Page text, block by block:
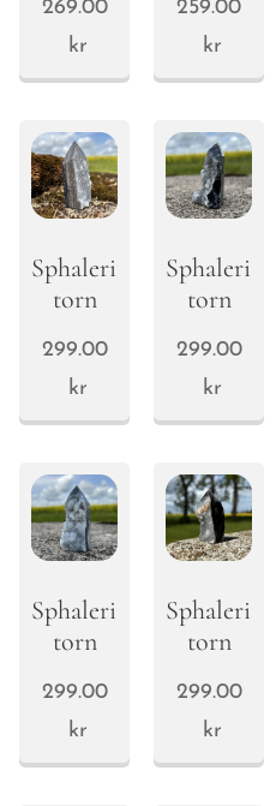
269.00
kr
259.00
kr
Sphalerite
torn
299.00
kr
Sphalerite
torn
299.00
kr
Sphalerite
torn
299.00
kr
Sphalerite
torn
299.00
kr